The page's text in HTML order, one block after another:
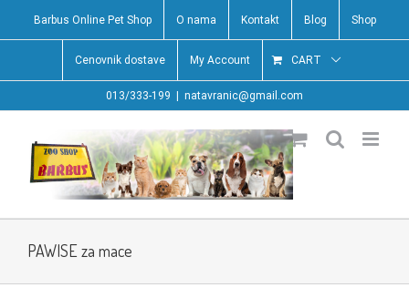
content
Barbus Online Pet Shop O nama Kontakt Blog Shop
Cenovnik dostave My Account CART
013/333-199 natavranic@gmail.com
PAWISE za mace